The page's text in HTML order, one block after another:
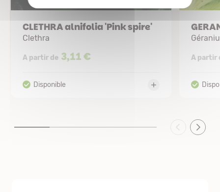
CLETHRA alnifolia 'Pink spire'
Clethra
A partir de 3,11 € A partir